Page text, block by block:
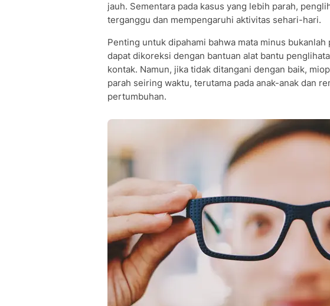
jauh. Sementara pada kasus yang lebih parah,
terganggu dan mempengaruhi aktivitas sehari-hari.
Penting untuk dipahami bahwa mata minus
dapat dikoreksi dengan bantuan alat bantu
kontak. Namun, jika tidak ditangani dengan baik,
parah seiring waktu, terutama pada anak-anak dan
pertumbuhan.